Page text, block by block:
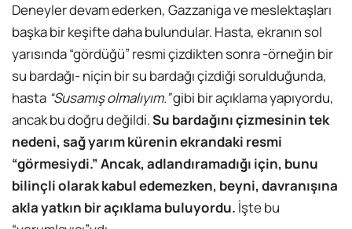
Deneyler devam ederken, Gazzaniga ve meslektaşları
başka bir keşifte daha bulundular. Hasta, ekranın sol
yarısında “gördüğü” resmi çizdikten sonra -örneğin bir
su bardağı- niçin bir su bardağı çizdiği sorulduğunda,
hasta “Susamış olmalıyım.”gibi bir açıklama yapıyordu,
ancak bu doğru değildi.Su bardağını çizmesinin tek
nedeni, sağ yarım kürenin ekrandaki resmi
“görmesiydi.” Ancak, adlandıramadığı için, bunu
bilinçli olarak kabul edemezken, beyni, davranışına
akla yatkın bir açıklama buluyordu. İşte bu